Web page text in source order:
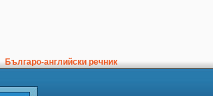
Българо-английски речник